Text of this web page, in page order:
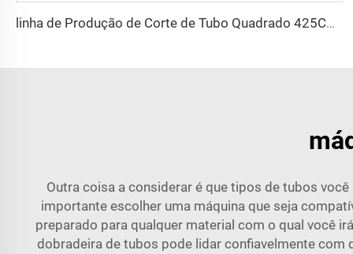
linha de Produção de Corte de Tubo Quadrado 425CNC
Outra coisa a considerar é que tipos de tubos
importante escolher uma máquina que seja
preparado para qualquer material com o qual você
dobradeira de tubos pode lidar confiavelmente com